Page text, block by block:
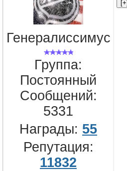
Генералиссимус
Группа:
Постоянный
Сообщений:
5331
Награды: 55
Репутация:
11832